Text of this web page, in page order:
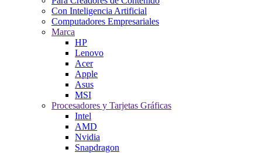
Con Inteligencia Artificial
Computadores Empresariales
Marca
HP
Lenovo
Acer
Apple
Asus
MSI
Procesadores y Tarjetas Gráficas
Intel
AMD
Nvidia
Snapdragon